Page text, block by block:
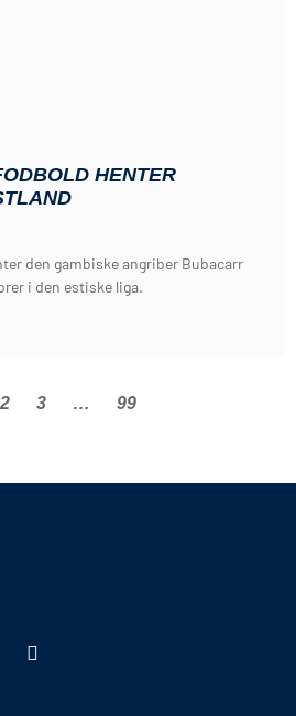
HENTER
den gambiske angriber Bubacarr
i den estiske liga.
2 3 … 99